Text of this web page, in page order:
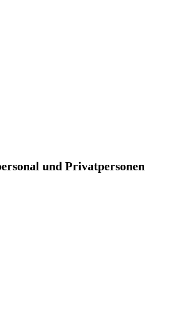
und Privatpersonen